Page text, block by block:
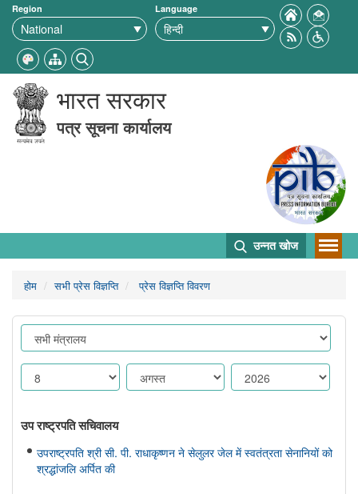
Region Language
भारत सरकार
पत्र सूचना कार्यालय
उन्नत खोज
होम सभी प्रेस विज्ञप्ति प्रेस विज्ञप्ति विवरण
उप राष्ट्रपति सचिवालय
उपराष्ट्रपति श्री सी. पी. राधाकृष्णन ने सेलुलर जेल में स्वतंत्रता सेनानियों को
श्रद्धांजलि अर्पित की